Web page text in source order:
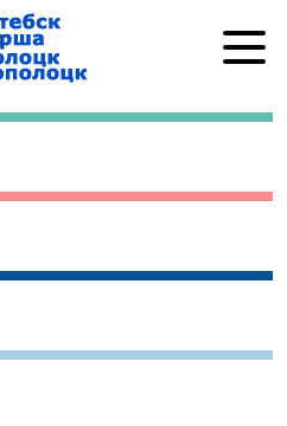
Витебске